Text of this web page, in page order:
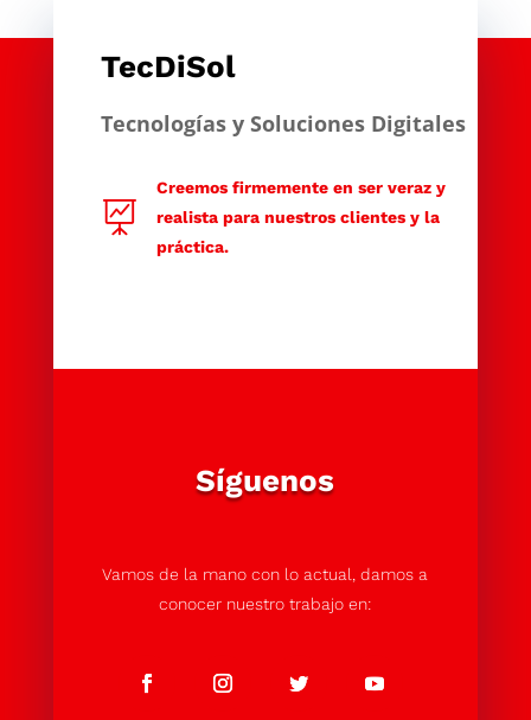
TecDiSol
Tecnologías y Soluciones Digitales

Creemos firmemente en ser veraz y
realista para nuestros clientes y la
práctica.
Síguenos
Vamos de la mano con lo actual, damos a
conocer nuestro trabajo en: